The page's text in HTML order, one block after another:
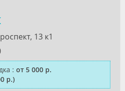
13 к1
: от 5 000 р.
р.)